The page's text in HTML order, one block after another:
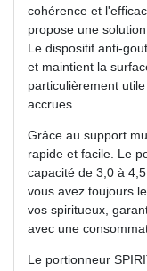
cohérence et
propose une
Le dispositif anti-
et maintient la
particulièrement
accrues.
Grâce au support
rapide et facile. Le
capacité de 3,0 à
vous avez toujours
vos spiritueux,
avec une
Le portionneur